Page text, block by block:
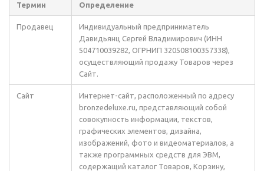
Термин Определение
Продавец
Индивидуальный предприниматель
Давидьянц Сергей Владимирович (ИНН
504710039282, ОГРНИП 320508100357338),
осуществляющий продажу Товаров через
Сайт.
Сайт
Интернет-сайт, расположенный по адресу
bronzedeluxe.ru, представляющий собой
совокупность информации, текстов,
графических элементов, дизайна,
изображений, фото и видеоматериалов, а
также программных средств для ЭВМ,
содержащий каталог Товаров, Корзину,